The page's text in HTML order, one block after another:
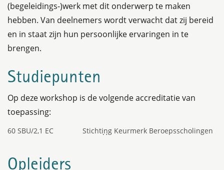
(begeleidings-)werk met dit onderwerp te maken
hebben. Van deelnemers wordt verwacht dat zij bereid
en in staat zijn hun persoonlijke ervaringen in te
brengen.
Studiepunten
Op deze workshop is de volgende accreditatie van
toepassing:
60 SBU/2,1 EC
Stichting Keurmerk Beroepsscholingen
Opleiders